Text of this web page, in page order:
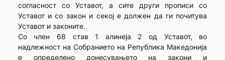
согласност со Уставот, а сите други прописи со
Уставот и со закон и секој е должен да ги почитува
Уставот и законите.
Со член 68 став 1 алинеја 2 од Уставот, во
надлежност на Собранието на Република Македонија
е определено донесувањето на закони и